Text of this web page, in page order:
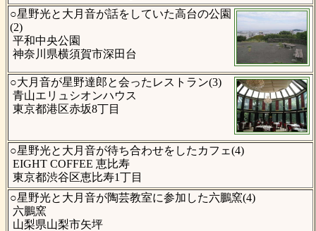
○星野光と大月音が話をしていた高台の公園
(2)
平和中央公園
神奈川県横須賀市深田台
○大月音が星野達郎と会ったレストラン(3)
青山エリュシオンハウス
東京都港区赤坂8丁目
○星野光と大月音が待ち合わせをしたカフェ(4)
EIGHT COFFEE 恵比寿
東京都渋谷区恵比寿1丁目
○星野光と大月音が陶芸教室に参加した六鵬窯(4)
六鵬窯
山梨県山梨市矢坪